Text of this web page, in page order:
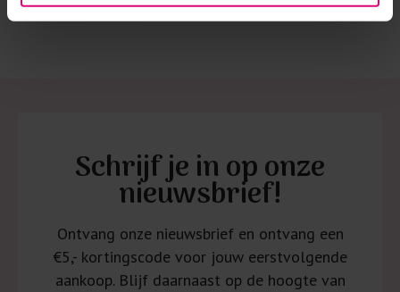
Schrijf je in op onze
nieuwsbrief!
Ontvang onze nieuwsbrief en ontvang een
€5,- kortingscode voor jouw eerstvolgende
aankoop. Blijf daarnaast op de hoogte van